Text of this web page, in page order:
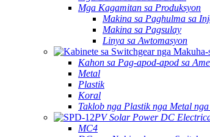
Mga Kagamitan sa Produksyon
Makina sa Paghulma sa
Makina sa Pagsulay
Linya sa Awtomasyon
Kahon sa Pag-apod-apod sa
Metal
Plastik
Koral
Taklob nga Plastik nga Metal nga
PV Solar Power DC
MC4